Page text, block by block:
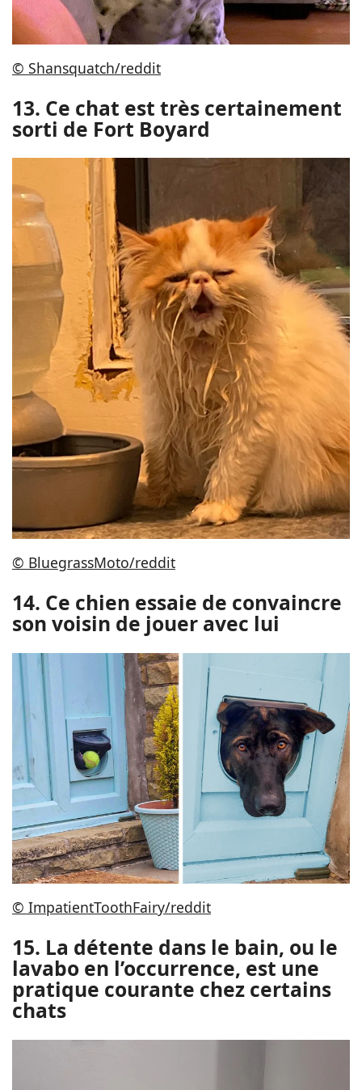
© Shansquatch/reddit
13. Ce chat est très certainement
sorti de Fort Boyard
© BluegrassMoto/reddit
14. Ce chien essaie de convaincre
son voisin de jouer avec lui
© ImpatientToothFairy/reddit
15. La détente dans le bain, ou le
lavabo en l’occurrence, est une
pratique courante chez certains
chats